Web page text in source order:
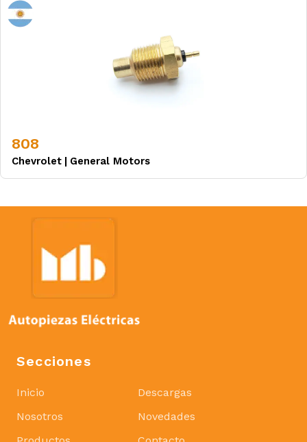
808
Chevrolet | General Motors
Secciones
Inicio
Nosotros
Descargas
Novedades